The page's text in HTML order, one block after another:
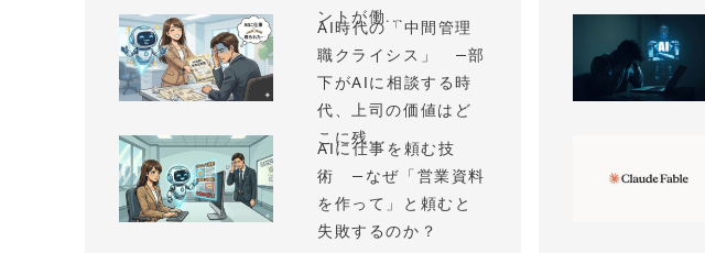
ントが働...
AI時代の「中間管理
職クライシス」 —部
下がAIに相談する時
代、上司の価値はど
こに残...
AIに仕事を頼む技
術 —なぜ「営業資料
を作って」と頼むと
失敗するのか？